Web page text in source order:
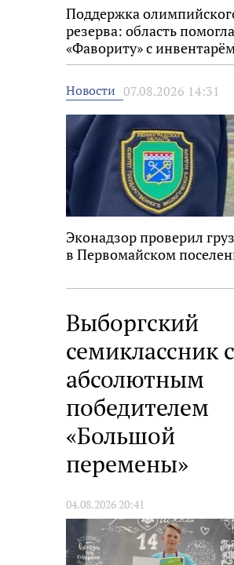
Поддержка
резерва: область помогла
«Фавориту» с
Новости 07.08.2026 14:31
Эконадзор проверил
в Первомайском
Выборгский
семиклассник
абсолютным
победителем
«Большой
перемены»
04.08.2026 20:41